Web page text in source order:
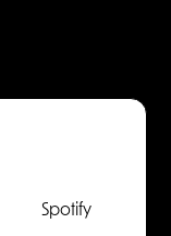
Spotify